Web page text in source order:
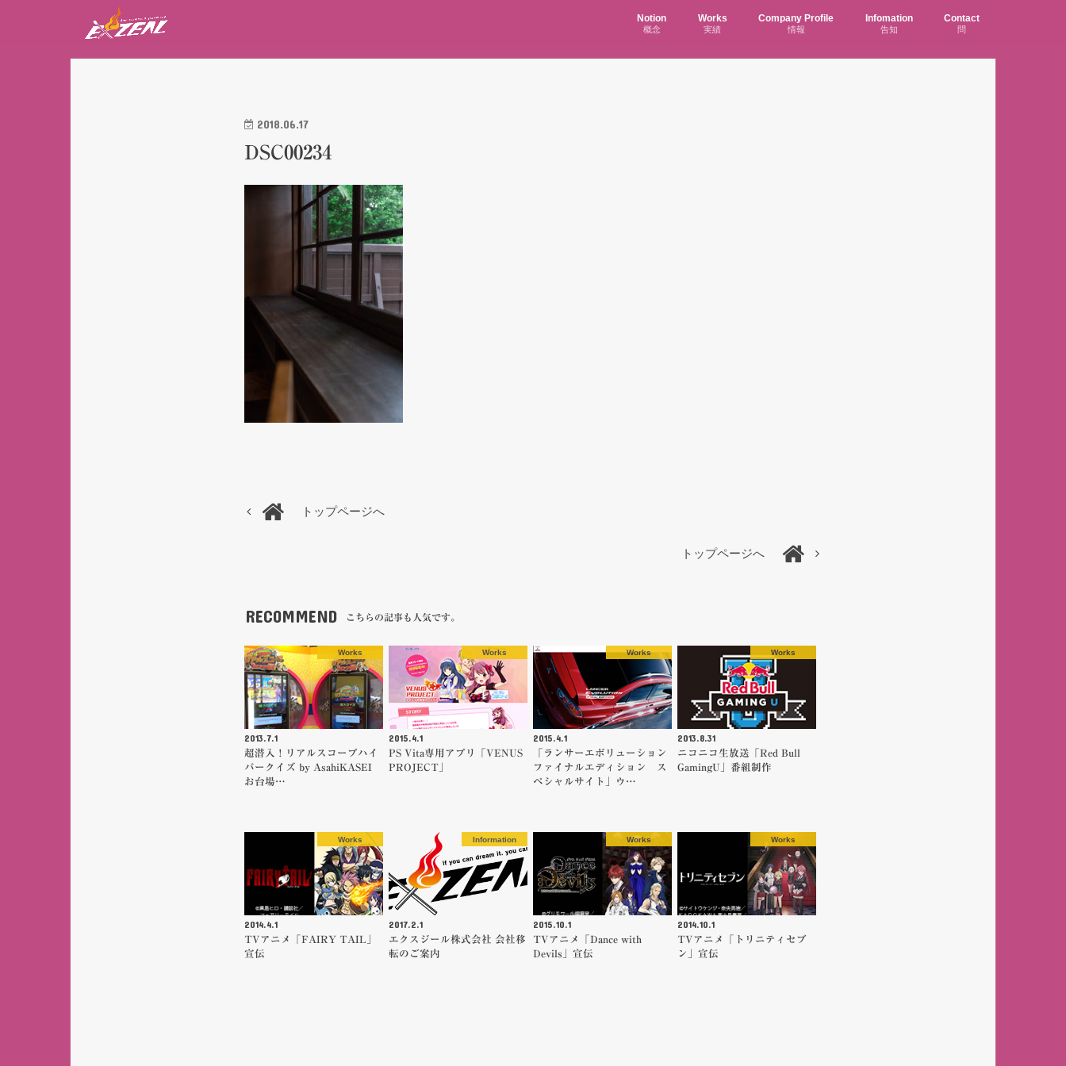
Notion
概念
Works
実績
Company Profile
情報
Infomation
告知
Contact
問
2018.06.17
DSC00234
トップページへ
トップページへ
RECOMMEND こちらの記事も人気です。
Works
2013.7.1
超潜入！リアルスコープハイ
パークイズ by AsahiKASEI
お台場…
Works
2015.4.1
PS Vita専用アプリ「VENUS
PROJECT」
Works
2015.4.1
「ランサーエボリューション
ファイナルエディション ス
ペシャルサイト」ウ…
Works
2013.8.31
ニコニコ生放送「Red Bull
GamingU」番組制作
Works
2014.4.1
TVアニメ「FAIRY TAIL」
宣伝
Information
2017.2.1
エクスジール株式会社 会社移
転のご案内
Works
2015.10.1
TVアニメ「Dance with
Devils」宣伝
Works
2014.10.1
TVアニメ「トリニティセブ
ン」宣伝